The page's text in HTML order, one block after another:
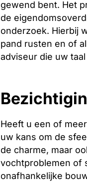
gewend bent. Het
de
onderzoek. Hierbij
pand rusten en of
adviseur die uw
Heeft u een of
uw kans om de
de charme, maar
vochtproblemen of
onafhankelijke